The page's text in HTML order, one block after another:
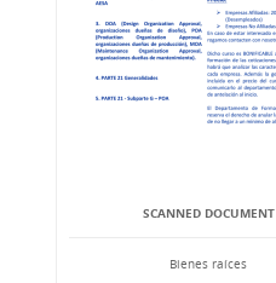
SCANNED DOCUMENT
Bienes raíces